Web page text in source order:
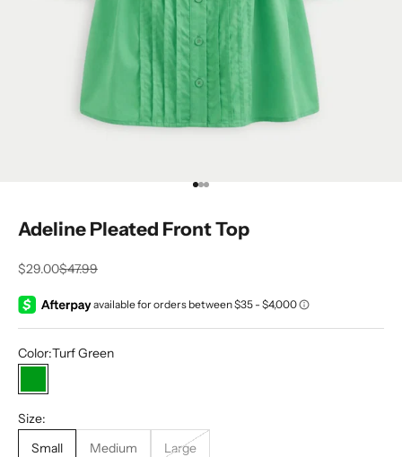
Aller à l'élément 1
Aller à l'élément 2
Aller à l'élément 3
Adeline Pleated Front Top
Prix de vente
$29.00Prix normal
$47.99
Color:Turf Green
Turf Green
Size:
Small
Medium Large